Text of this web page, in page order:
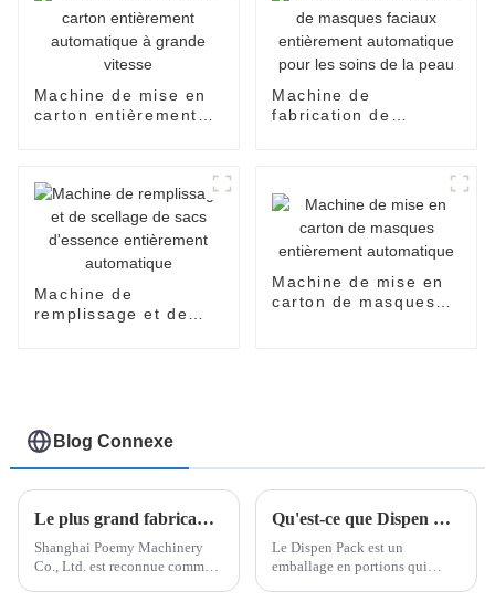
Machine de mise en
carton entièrement
Machine de
fabrication de
automatique pour les
soins de la peau
Machine de
remplissage et de
Machine de mise en
carton de masques
Blog Connexe
Le plus grand fabricant chinois de machines d'emballage EasySnap - Shanghai Poemy Company
Shanghai Poemy Machinery
Co., Ltd. est reconnue comme
Qu'est-ce que Dispen Pak Pack ?
Le Dispen Pack est un
emballage en portions qui